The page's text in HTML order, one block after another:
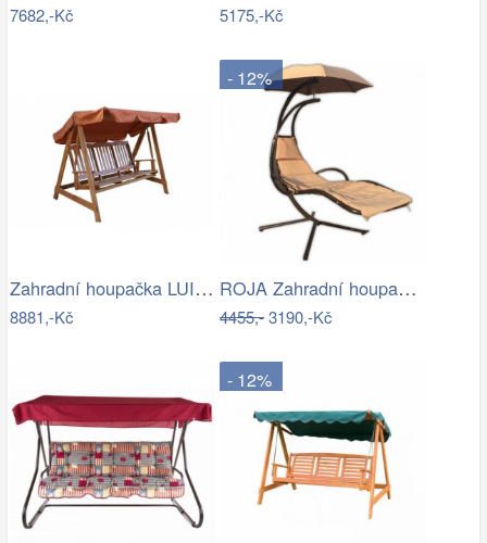
7682,-Kč 5175,-Kč
Zahradní houpačka LUISA ROJAPLAST
8881,-Kč
- 12%
ROJA Zahradní houpačka ZW 6119 - béžová
4455,-3190,-Kč
- 12%